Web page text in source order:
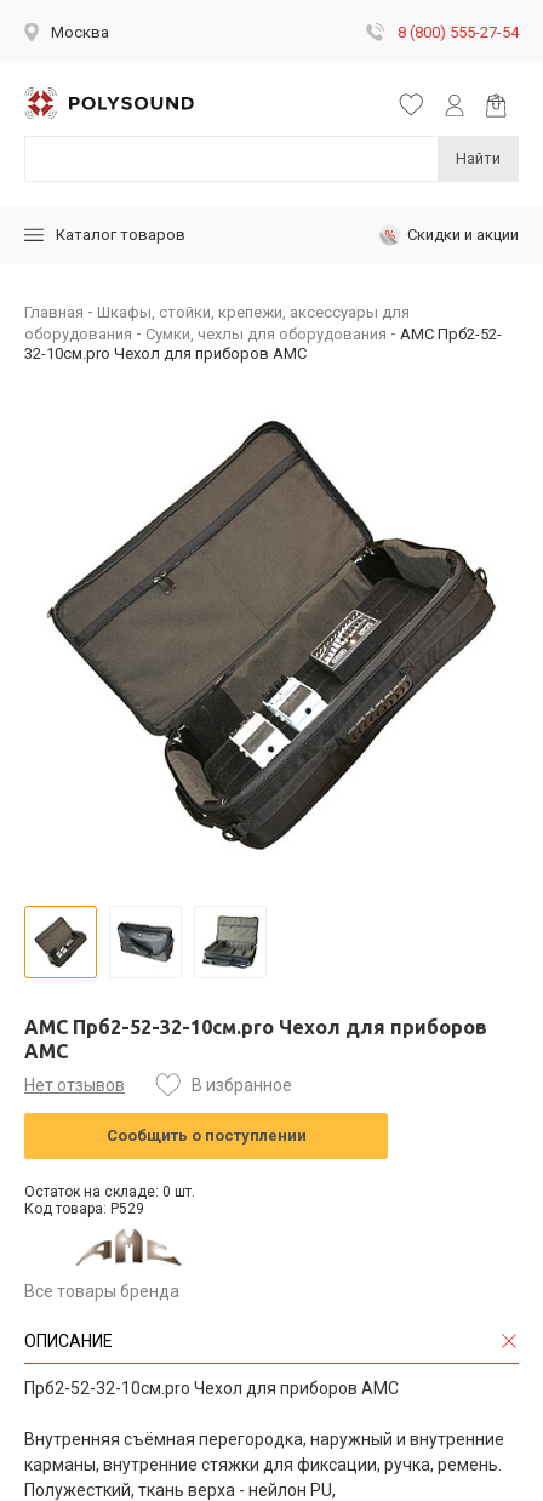
Москва 8 (800) 555-27-54
Найти
Каталог товаров Скидки и акции
Главная
Шкафы, стойки, крепежи, аксессуары для
оборудования
Сумки, чехлы для оборудования
AMC Прб2-52-
32-10см.pro Чехол для приборов АМС
AMC Прб2-52-32-10см.pro Чехол для приборов
АМС
Нет отзывов В избранное
Сообщить о поступлении
Остаток на складе: 0 шт.
Код товара: P529
Все товары бренда
ОПИСАНИЕ
Прб2-52-32-10см.pro Чехол для приборов АМС
Внутренняя съёмная перегородка, наружный и внутренние
карманы, внутренние стяжки для фиксации, ручка, ремень.
Полужесткий, ткань верха - нейлон PU,